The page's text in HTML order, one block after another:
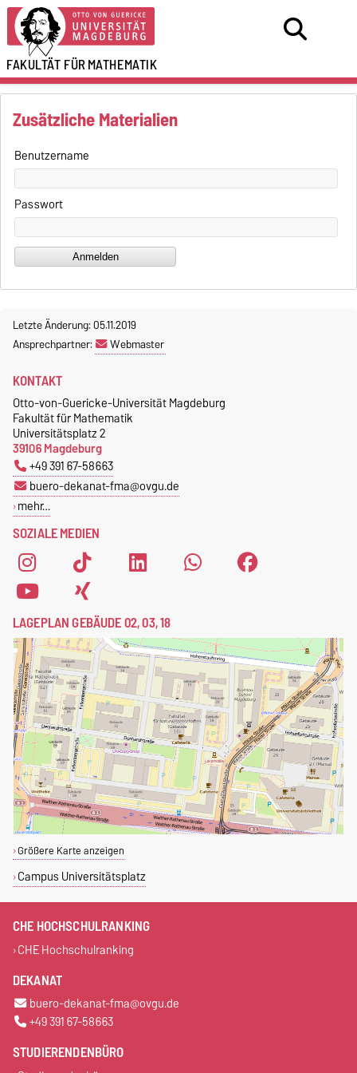
FAKULTÄT FÜRMATHEMATIK
Zusätzliche Materialien
Benutzername
Passwort
Letzte Änderung: 05.11.2019
Ansprechpartner:
Webmaster
SOZIALE MEDIEN
KONTAKT
Otto-von-Guericke-Universität Magdeburg
Fakultät für Mathematik
Universitätsplatz 2
39106 Magdeburg
+49 391 67-58663
buero-dekanat-fma@ovgu.de
mehr…
LAGEPLAN GEBÄUDE 02, 03, 18
Größere Karte anzeigen
Campus Universitätsplatz
CHE HOCHSCHULRANKING
CHE Hochschulranking
DEKANAT
buero-dekanat-fma@ovgu.de
+49 391 67-58663
STUDIERENDENBÜRO